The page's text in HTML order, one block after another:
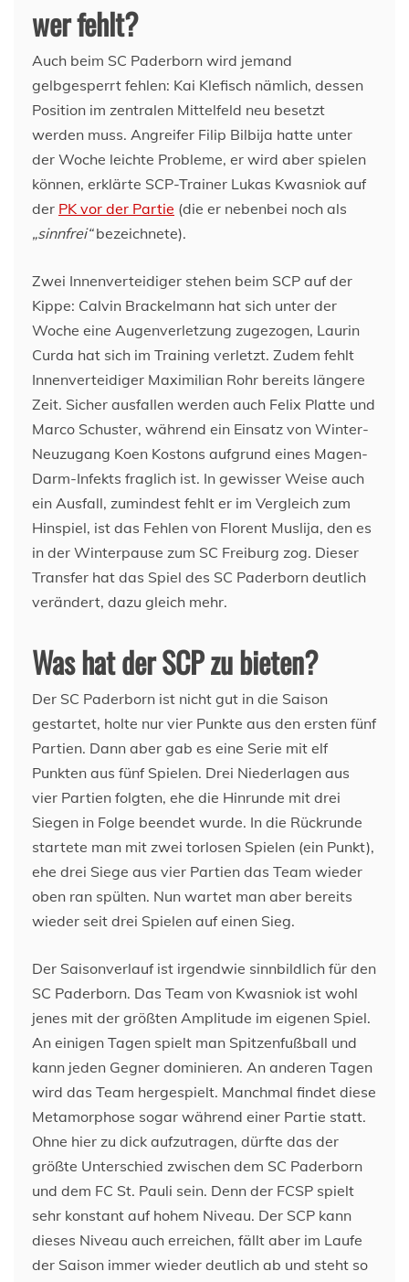
wer fehlt?
Auch beim SC Paderborn wird jemand
gelbgesperrt fehlen: Kai Klefisch nämlich, dessen
Position im zentralen Mittelfeld neu besetzt
werden muss. Angreifer Filip Bilbija hatte unter
der Woche leichte Probleme, er wird aber spielen
können, erklärte SCP-Trainer Lukas Kwasniok auf
der PK vor der Partie (die er nebenbei noch als
„sinnfrei“bezeichnete).
Zwei Innenverteidiger stehen beim SCP auf der
Kippe: Calvin Brackelmann hat sich unter der
Woche eine Augenverletzung zugezogen, Laurin
Curda hat sich im Training verletzt. Zudem fehlt
Innenverteidiger Maximilian Rohr bereits längere
Zeit. Sicher ausfallen werden auch Felix Platte und
Marco Schuster, während ein Einsatz von Winter-
Neuzugang Koen Kostons aufgrund eines Magen-
Darm-Infekts fraglich ist. In gewisser Weise auch
ein Ausfall, zumindest fehlt er im Vergleich zum
Hinspiel, ist das Fehlen von Florent Muslija, den es
in der Winterpause zum SC Freiburg zog. Dieser
Transfer hat das Spiel des SC Paderborn deutlich
verändert, dazu gleich mehr.
Was hat der SCP zu bieten?
Der SC Paderborn ist nicht gut in die Saison
gestartet, holte nur vier Punkte aus den ersten fünf
Partien. Dann aber gab es eine Serie mit elf
Punkten aus fünf Spielen. Drei Niederlagen aus
vier Partien folgten, ehe die Hinrunde mit drei
Siegen in Folge beendet wurde. In die Rückrunde
startete man mit zwei torlosen Spielen (ein Punkt),
ehe drei Siege aus vier Partien das Team wieder
oben ran spülten. Nun wartet man aber bereits
wieder seit drei Spielen auf einen Sieg.
Der Saisonverlauf ist irgendwie sinnbildlich für den
SC Paderborn. Das Team von Kwasniok ist wohl
jenes mit der größten Amplitude im eigenen Spiel.
An einigen Tagen spielt man Spitzenfußball und
kann jeden Gegner dominieren. An anderen Tagen
wird das Team hergespielt. Manchmal findet diese
Metamorphose sogar während einer Partie statt.
Ohne hier zu dick aufzutragen, dürfte das der
größte Unterschied zwischen dem SC Paderborn
und dem FC St. Pauli sein. Denn der FCSP spielt
sehr konstant auf hohem Niveau. Der SCP kann
dieses Niveau auch erreichen, fällt aber im Laufe
der Saison immer wieder deutlich ab und steht so